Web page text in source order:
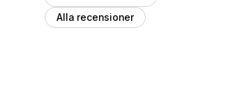
Alla recensioner